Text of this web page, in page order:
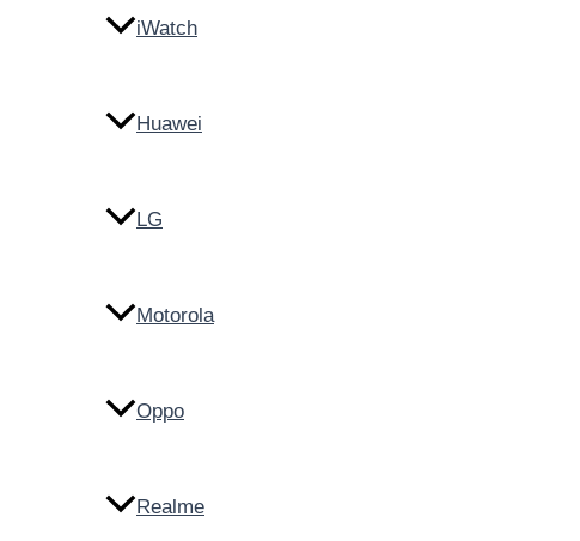
iWatch
Huawei
LG
Motorola
Oppo
Realme